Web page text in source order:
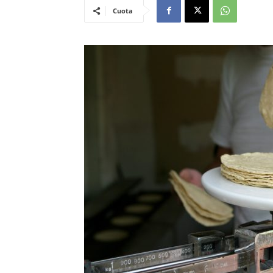
Cuota